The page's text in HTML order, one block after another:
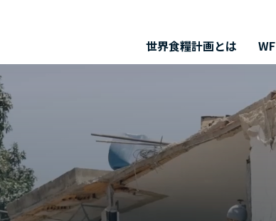
世界食糧計画とは